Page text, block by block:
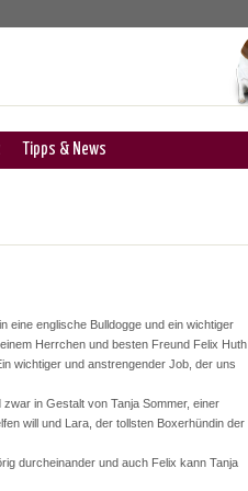
Tipps & News
eine englische Bulldogge und ein wichtiger
Herrchen und besten Freund Felix Huth
wichtiger und anstrengender Job, der uns
in Gestalt von Tanja Sommer, einer
will und Lara, der tollsten Boxerhündin der
durcheinander und auch Felix kann Tanja